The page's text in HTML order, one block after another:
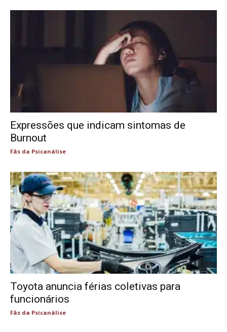
Expressões que indicam sintomas de
Burnout
Fãs da Psicanálise
Toyota anuncia férias coletivas para
funcionários
Fãs da Psicanálise